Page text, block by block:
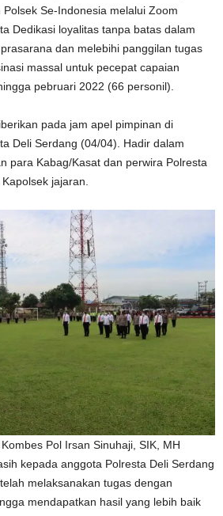
Se-Indonesia melalui Zoom
Dedikasi loyalitas tanpa batas dalam
dan melebihi panggilan tugas
massal untuk pecepat capaian
pebruari 2022 (66 personil).
pada jam apel pimpinan di
Deli Serdang (04/04). Hadir dalam
para Kabag/Kasat dan perwira Polresta
jajaran.
Pol Irsan Sinuhaji, SIK, MH
kepada anggota Polresta Deli Serdang
melaksanakan tugas dengan
mendapatkan hasil yang lebih baik